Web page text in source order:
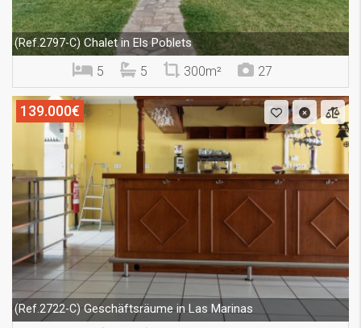
(Ref.2797-C) Chalet in Els Poblets
5 5 300m² 27
139.000€
(Ref.2722-C) Geschäftsräume in Las Marinas